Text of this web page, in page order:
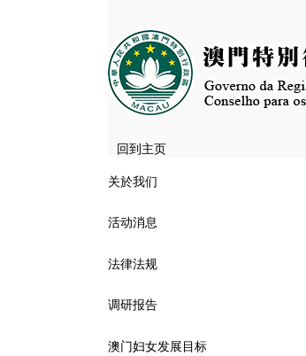
回到主页
关於我们
活动消息
法律法规
调研报告
澳门妇女发展目标